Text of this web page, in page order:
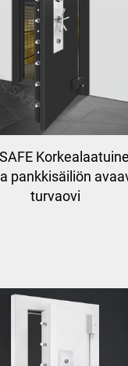
pankkisäiliön
turvaovi